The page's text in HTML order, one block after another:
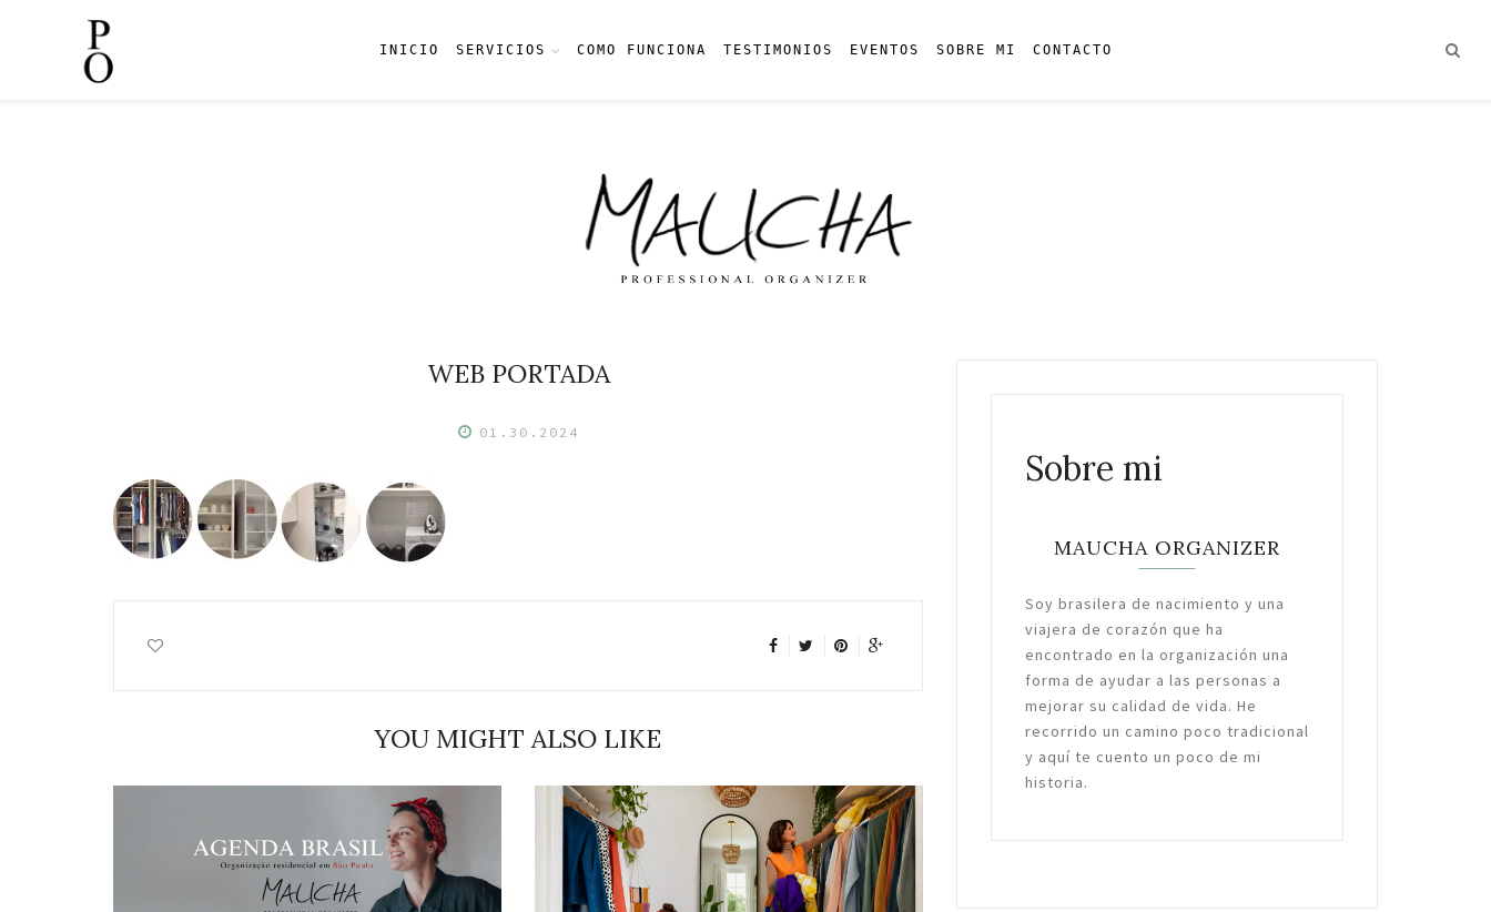
INICIO SERVICIOS COMO FUNCIONA TESTIMONIOS EVENTOS SOBRE MI CONTACTO
WEB PORTADA
01.30.2024
YOU MIGHT ALSO LIKE
Sobre mi
MAUCHA ORGANIZER
Soy brasilera de nacimiento y una
viajera de corazón que ha
encontrado en la organización una
forma de ayudar a las personas a
mejorar su calidad de vida. He
recorrido un camino poco tradicional
y aquí te cuento un poco de mi
historia.